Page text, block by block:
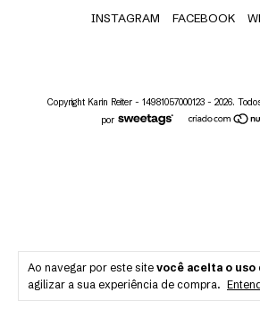
Ao navegar por este site você aceita o uso
agilizar a sua experiência de compra.
INSTAGRAM FACEBOOK
Copyright Karin Reiter - 14981057000123 - 2026.
por